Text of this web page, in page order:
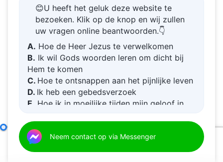
zo’n leider of werker dan niet afgestompt en
blind? (Ja.) Dit is een probleem van leiders en
werkers. Wat moet je doen als je ontdekt dat
iemand het werk van de kerk hindert en
verstoort? Ten eerste moet je de ernst van de
kwestie vaststellen en de essentie van zulke
dingen op het kerkwerk en het kerkleven
evalueren en beoordelen. Wat zou de basis voor
😊U heeft het geluk deze website te
bezoeken. Klik op de knop en wij zullen
uw vragen online beantwoorden.👇
A. Hoe de Heer Jezus te verwelkomen
B. Ik wil Gods woorden leren om dicht bij
Hem te komen
C. Hoe te ontsnappen aan het pijnlijke leven
D. Ik heb een gebedsverzoek
E. Hoe ik in moeilijke tijden mijn geloof in
Neem contact op via Messenger